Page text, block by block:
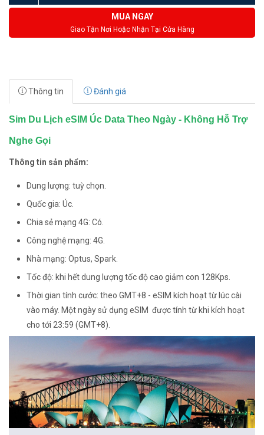
MUA NGAY
Giao Tận Nơi Hoặc Nhận Tại Cửa Hàng
Thông tin Đánh giá
Sim Du Lịch eSIM Úc Data Theo Ngày - Không Hỗ Trợ
Nghe Gọi
Thông tin sản phẩm:
Dung lượng: tuỳ chọn.
Quốc gia: Úc.
Chia sẻ mạng 4G: Có.
Công nghệ mạng: 4G.
Nhà mạng: Optus, Spark.
Tốc độ: khi hết dung lượng tốc độ cao giảm con 128Kps.
Thời gian tính cước: theo GMT+8 - eSIM kích hoạt từ lúc cài
vào máy. Một ngày sử dụng eSIM được tính từ khi kích hoạt
cho tới 23:59 (GMT+8).